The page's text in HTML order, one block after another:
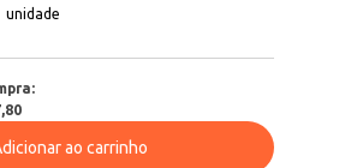
unidade
ao carrinho